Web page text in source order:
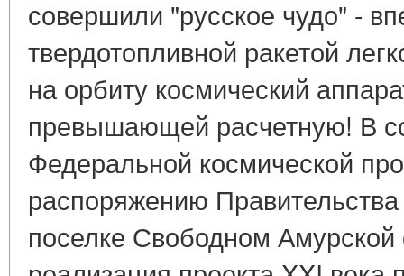
совершили "русское чудо" -
твердотопливной ракетой
на орбиту космический
превышающей расчетную! В
Федеральной космической
распоряжению
поселке Свободном Амурской